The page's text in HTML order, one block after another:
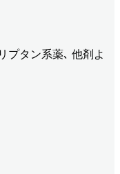
プタン系薬､ 他剤よ